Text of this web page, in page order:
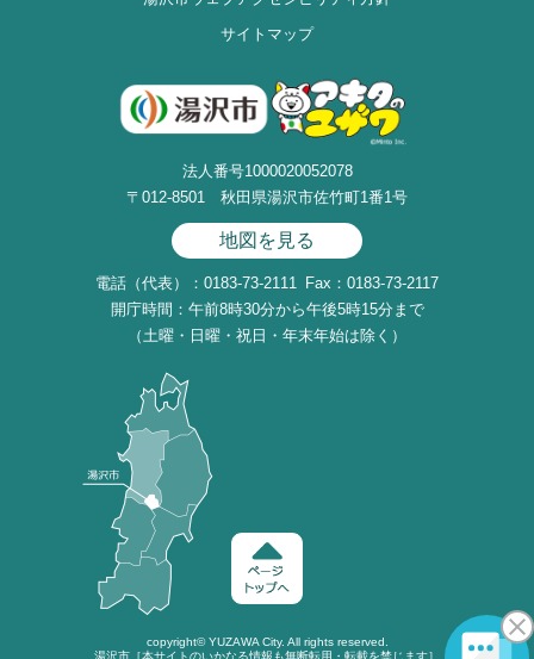
サイトマップ
法人番号1000020052078
〒012-8501 秋田県湯沢市佐竹町1番1号
地図を見る
電話（代表）：0183-73-2111 Fax：0183-73-2117
開庁時間：午前8時30分から午後5時15分まで
（土曜・日曜・祝日・年末年始は除く）
copyright©YUZAWACity. All rights reserved.
湯沢市［本サイトのいかなる情報も無断転用・転載を禁じます］